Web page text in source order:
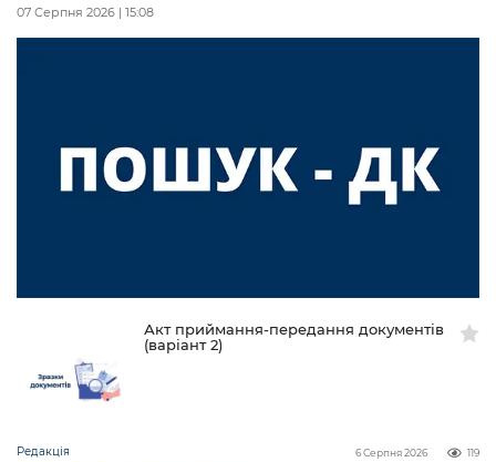
07 Серпня 2026 | 15:08
Акт приймання-передання документів
(варіант 2)
Редакція 119
6 Серпня 2026